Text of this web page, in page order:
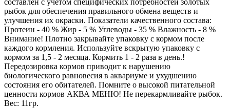
рыбок для обеспечения правильного обмена веществ и
улучшения их окраски. Показатели качественного состава:
Протеин - 40 % Жир - 5 % Углеводы - 35 % Влажность - 8 %
Внимание! Плотно закрывайте упаковку с кормом после
каждого кормления. Используйте вскрытую упаковку с
кормом за 1,5 - 2 месяца. Кормить 1 - 2 раза в день.!
Передозировка кормов приводит к нарушению
биологического равновесия в аквариуме и ухудшению
состояния его обитателей. Помните о высокой питательной
ценности кормов АКВА МЕНЮ! Не перекармливайте рыбок.
Вес: 11гр.